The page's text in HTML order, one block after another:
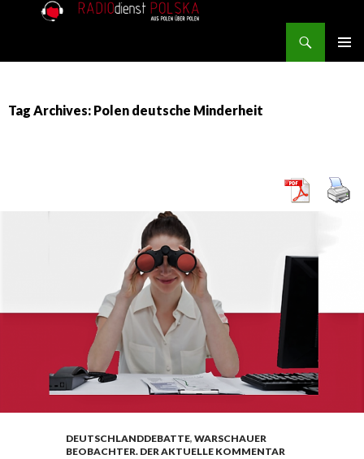
Tag Archives: Polen deutsche Minderheit
DEUTSCHLANDDEBATTE, WARSCHAUER
BEOBACHTER. DER AKTUELLE KOMMENTAR